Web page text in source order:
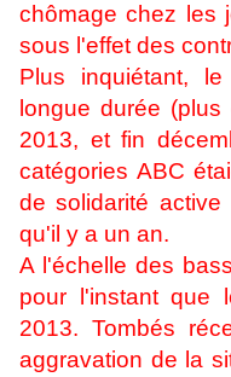
chômage chez les
sous l'effet des
Plus inquiétant,
longue durée
2013, et fin
catégories ABC
de solidarité
qu'il y a un an.
A l'échelle des
pour l'instant que
2013. Tombés
aggravation de la